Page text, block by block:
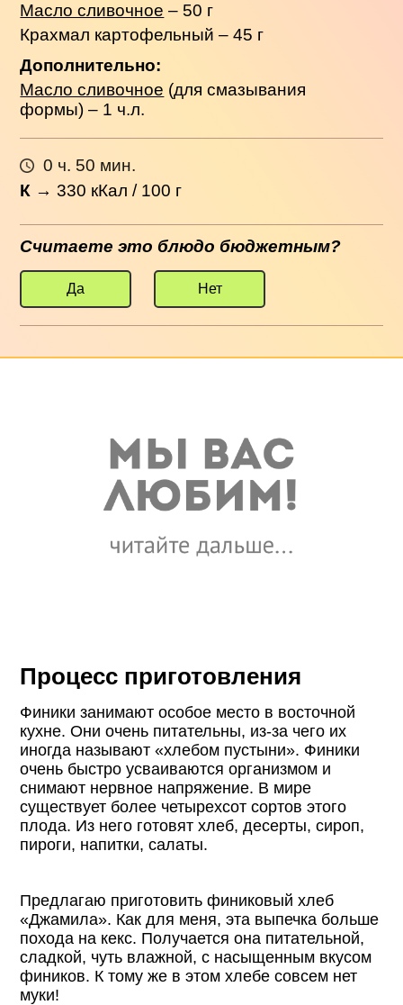
Масло сливочное – 50 г
Крахмал картофельный – 45 г
Дополнительно:
Масло сливочное (для смазывания
формы) – 1 ч.л.
0 ч. 50 мин.
К →330 кКал / 100 г
Считаете это блюдо бюджетным?
Да Нет
Процесс приготовления
Финики занимают особое место в восточной
кухне. Они очень питательны, из-за чего их
иногда называют «хлебом пустыни». Финики
очень быстро усваиваются организмом и
снимают нервное напряжение. В мире
существует более четырехсот сортов этого
плода. Из него готовят хлеб, десерты, сироп,
пироги, напитки, салаты.
Предлагаю приготовить финиковый хлеб
«Джамила». Как для меня, эта выпечка больше
похода на кекс. Получается она питательной,
сладкой, чуть влажной, с насыщенным вкусом
фиников. К тому же в этом хлебе совсем нет
муки!